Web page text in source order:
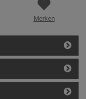
Merken